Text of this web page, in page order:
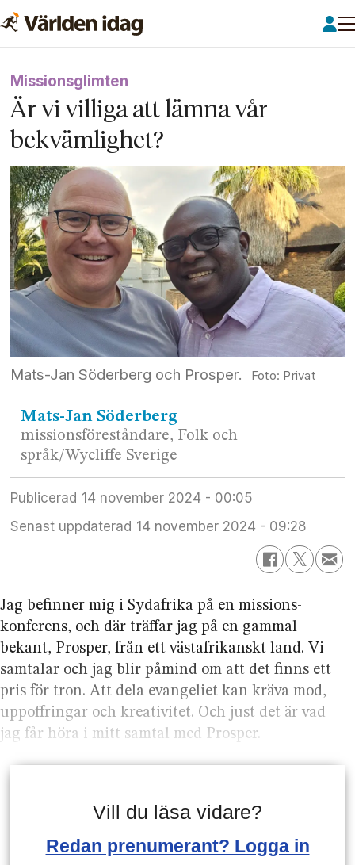
Missionsglimten
Är vi villiga att lämna vår
bekvämlighet?
Mats-Jan Söderberg och Prosper. Privat
Mats-Jan Söderberg
missionsföreståndare, Folk och
språk/Wycliffe Sverige
Publicerad
14 november 2024 - 00:05
Senast uppdaterad
14 november 2024 - 09:28
Jag befinner mig i Sydafrika på en missions­
konferens, och där träffar jag på en gammal
bekant, Prosper, från ett västafrikanskt land. Vi
samtalar och jag blir påmind om att det finns ett
pris för tron. Att dela evangeliet kan kräva mod,
uppoffringar och kreativitet. Och just det är vad
jag får höra i mitt samtal med Prosper.
Vill du läsa vidare?
Redan prenumerant? Logga in